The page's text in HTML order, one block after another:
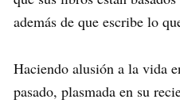
además de que escribe lo
Haciendo alusión a la vida
pasado, plasmada en su